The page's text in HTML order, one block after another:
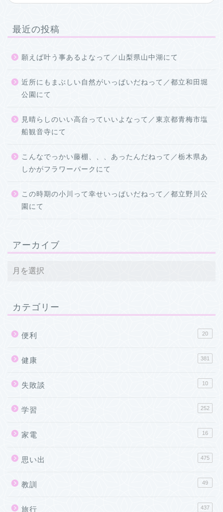
最近の投稿
願えば叶う事あるよなって／山梨県山中湖にて
近所にもまぶしい自然がいっぱいだねって／都立和田堀
公園にて
見晴らしのいい高台っていいよなって／東京都青梅市塩
船観音寺にて
こんなでっかい藤棚、、、あったんだねって／栃木県あ
しかがフラワーパークにて
この時期の小川って幸せいっぱいだねって／都立野川公
園にて
アーカイブ
カテゴリー
便利 20
健康 381
失敗談 10
学習 252
家電 16
思い出 475
教訓 49
旅行 437